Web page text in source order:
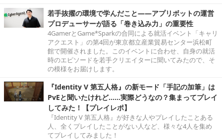
若手抜擢の環境で学んだこと――アプリボットの運営
プロデューサーが語る「巻き込み力」の重要性
4GamerとGame*Sparkの合同による就活イベント「キャリ
アクエスト」の第4回が東京都立産業貿易センター浜松町
館で開催されました。このイベントに合わせ、自身の就活
時のエピソードを若手クリエイターに聞いてみたので、そ
の模様をお届けします。
『Identity V 第五人格』の新モード「手記の加筆」は
PvEと聞いたけれど……実際どうなの？集まってプレイ
してみた！【プレイレポ】
『Identity V 第五人格』が好きな人やプレイしたことある
人、全くプレイしたことがない人など、様々な4人を集め
てプレイしてみました！